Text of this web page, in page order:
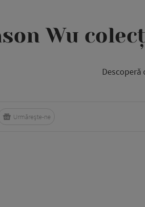
Wu
Descoperă
Urmărește-ne